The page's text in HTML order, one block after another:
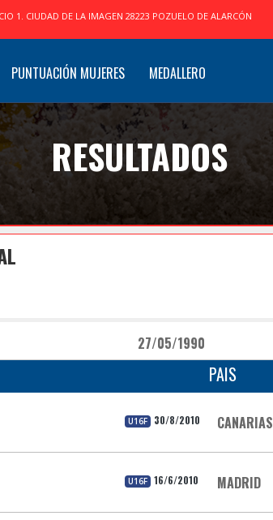
1. CIUDAD DE LA IMAGEN 28223 POZUELO DE ALARCÓN
PUNTUACIÓN MUJERES MEDALLERO
RESULTADOS
27/05/1990
PAIS
U16F 30/8/2010 CANARIAS
U16F 16/6/2010 MADRID